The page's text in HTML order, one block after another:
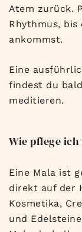
Atem zurück.
Rhythmus,
ankommst.
Eine
findest du
meditieren.
Wie pflege ich
Eine Mala ist
direkt auf der
Kosmetika,
und